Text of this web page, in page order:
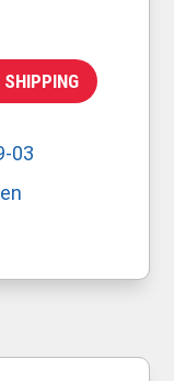
03